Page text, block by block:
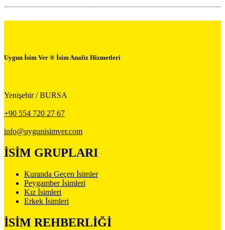
Uygun İsim Ver ® İsim Analiz Hizmetleri
Yenişehir / BURSA
+90 554 720 27 67
info@uygunisimver.com
İSİM GRUPLARI
Kuranda Geçen İsimler
Peygamber İsimleri
Kız İsimleri
Erkek İsimleri
İSİM REHBERLİĞİ